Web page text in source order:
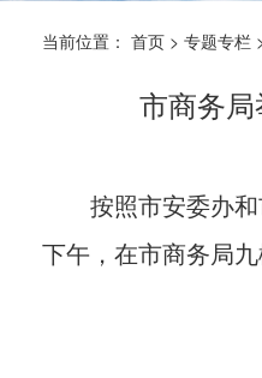
当前位置： 首页 > 专题专栏
市商务
按照市安委办
下午，在市商务局